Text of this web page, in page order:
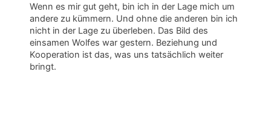
Wenn es mir gut geht, bin ich in der Lage mich um
andere zu kümmern. Und ohne die anderen bin ich
nicht in der Lage zu überleben. Das Bild des
einsamen Wolfes war gestern. Beziehung und
Kooperation ist das, was uns tatsächlich weiter
bringt.